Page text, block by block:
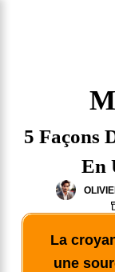
5 Façons
En
La
une